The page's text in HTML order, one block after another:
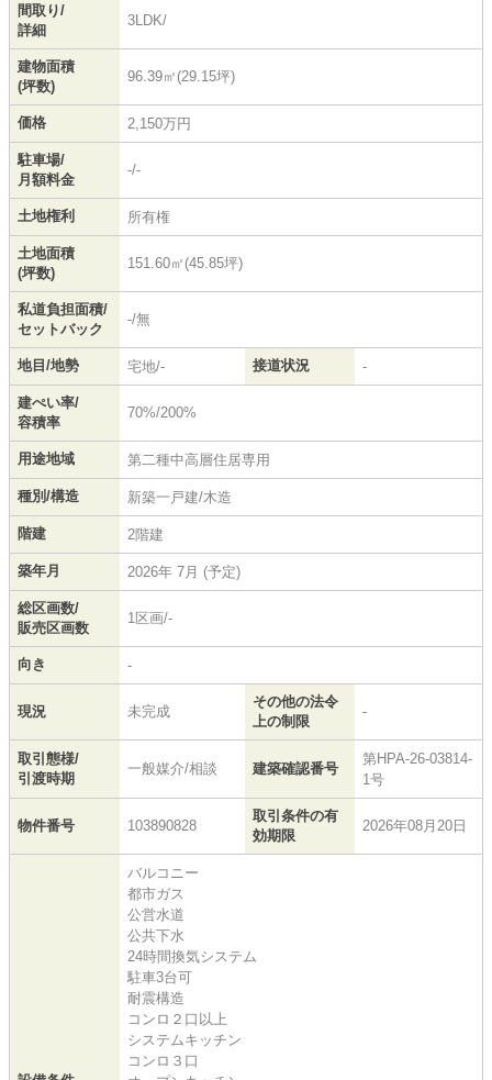
間取り/
詳細
3LDK/
建物面積
(坪数)
96.39㎡(29.15坪)
価格 2,150万円
駐車場/
月額料金
-/-
土地権利 所有権
土地面積
(坪数)
151.60㎡(45.85坪)
私道負担面積/
セットバック
-/無
地目/地勢 宅地/- 接道状況 -
建ぺい率/
容積率
70%/200%
用途地域 第二種中高層住居専用
種別/構造 新築一戸建/木造
階建 2階建
築年月 2026年 7月 (予定)
総区画数/
販売区画数
1区画/-
向き -
現況 未完成
その他の法令
上の制限
-
取引態様/
引渡時期
一般媒介/相談 建築確認番号
第HPA-26-03814-
1号
物件番号 103890828
取引条件の有
効期限
2026年08月20日
バルコニー
都市ガス
公営水道
公共下水
24時間換気システム
駐車3台可
耐震構造
コンロ２口以上
システムキッチン
コンロ３口